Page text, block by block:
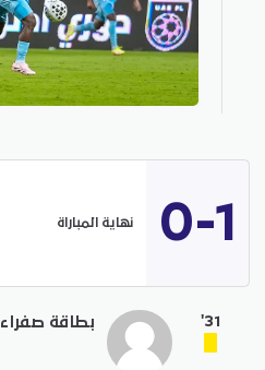
0-1 نهاية المباراة
'31 بطاقة صفراء